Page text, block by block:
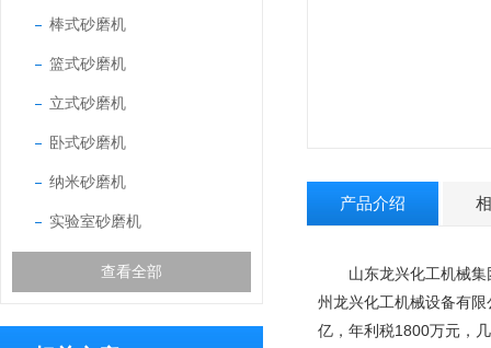
棒式砂磨机
篮式砂磨机
立式砂磨机
卧式砂磨机
纳米砂磨机
实验室砂磨机
查看全部
产品介绍
山东龙兴化工机械集团
州龙兴化工机械设备有
亿，年利税1800万元，